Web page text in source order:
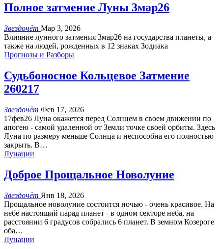
Полное затмение Луны 3мар26
Звездочёт Мар 3, 2026
Влияние лунного затмения 3мар26 на государства планеты, а
также на людей, рожденных в 12 знаках Зодиака
Прогнозы и Разборы
Судьбоносное Кольцевое Затмение
260217
Звездочёт Фев 17, 2026
17фев26 Луна окажется перед Солнцем в своем движении по
апогею - самой удаленной от Земли точке своей орбиты. Здесь
Луна по размеру меньше Солнца и неспособна его полностью
закрыть. В…
Лунации
Доброе Прощальное Новолуние
Звездочёт Янв 18, 2026
Прощальное новолуние состоится ночью - очень красивое. На
небе настоящий парад планет - в одном секторе неба, на
расстоянии 6 градусов собрались 6 планет. В земном Козероге
оба…
Лунации